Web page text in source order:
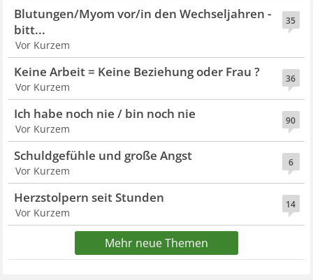
35
Blutungen/Myom vor/in den Wechseljahren -
bitt...
Vor Kurzem
36
Keine Arbeit = Keine Beziehung oder Frau ?
Vor Kurzem
90
Ich habe noch nie / bin noch nie
Vor Kurzem
6
Schuldgefühle und große Angst
Vor Kurzem
14
Herzstolpern seit Stunden
Vor Kurzem
Mehr neue Themen